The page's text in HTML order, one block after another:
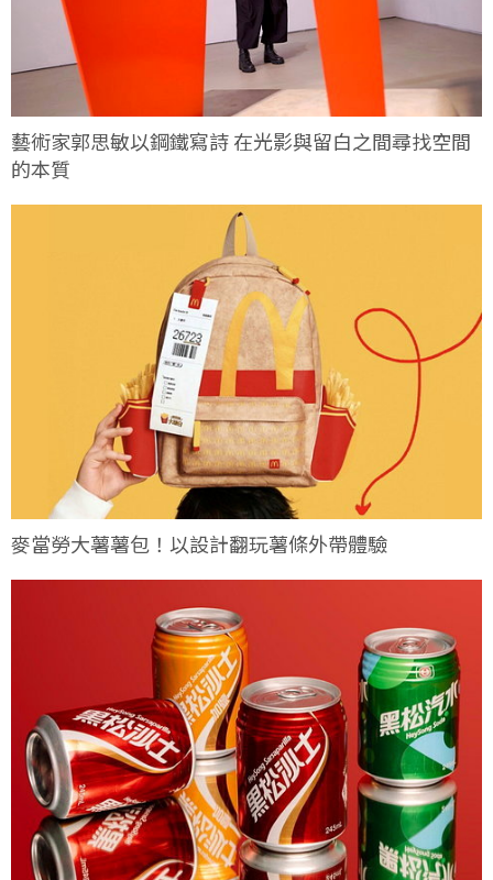
藝術家郭思敏以鋼鐵寫詩 在光影與留白之間尋找空間
的本質
麥當勞大薯薯包！以設計翻玩薯條外帶體驗